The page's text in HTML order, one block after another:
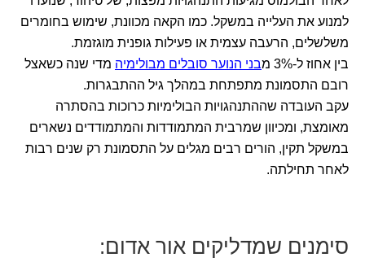
למנוע את העלייה במשקל. כמו הקאה מכוונת, שימוש בחומרים
משלשלים, הרעבה עצמית או פעילות גופנית מוגזמת.
בין אחוז ל-3% מ
בני הנוער סובלים מבולימיה מדי שנה כשאצל
רובם התסמונת מתפתחת במהלך גיל ההתבגרות.
עקב העובדה שההתנהגויות הבולימיות כרוכות בהסתרה
מאומצת, ומכיוון שמרבית המתמודדות והמתמודדים נשארים
במשקל תקין, הורים רבים מגלים על התסמונת רק שנים רבות
לאחר תחילתה.
סימנים שמדליקים אור אדום: